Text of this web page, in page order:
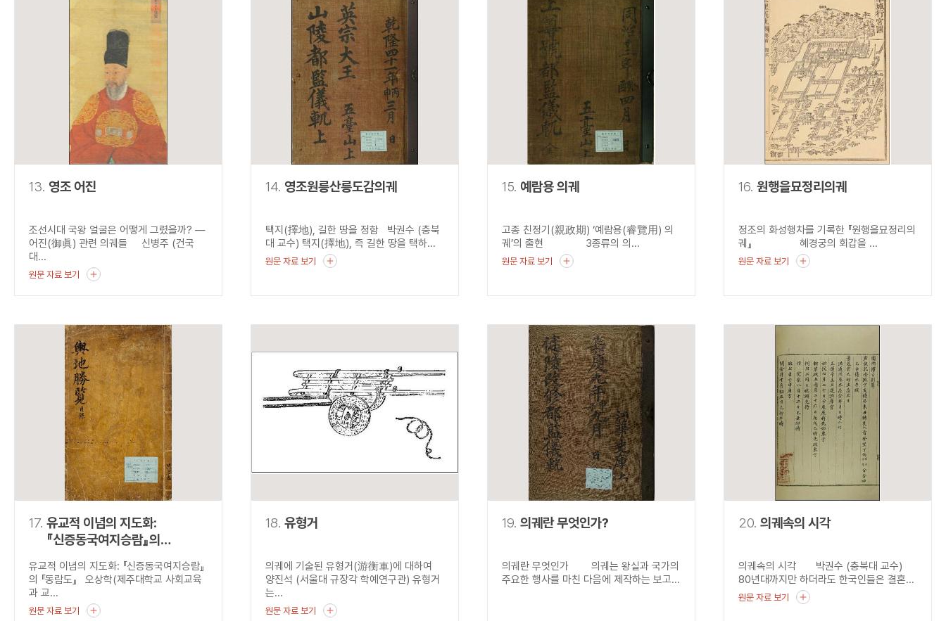
13. 영조 어진
조선시대 국왕 얼굴은 어떻게 그렸을까? ―
어진(御眞) 관련 의궤들 신병주 (건국
대...
원문 자료 보기
14. 영조원릉산릉도감의궤
택지(擇地), 길한 땅을 정함 박권수 (충북
대 교수) 택지(擇地), 즉 길한 땅을 택하...
원문 자료 보기
15. 예람용 의궤
고종 친정기(親政期) ‘예람용(睿覽用) 의
궤’의 출현 3종류의 의...
원문 자료 보기
16. 원행을묘정리의궤
정조의 화성행차를 기록한 『원행을묘정리의
궤』 혜경궁의 회갑을 ...
원문 자료 보기
17. 유교적 이념의 지도화:
『신증동국여지승람』의
유교적 이념의 지도화: 『신증동국여지승람』
의 『동람도』 오상학(제주대학교 사회교육
과 교...
원문 자료 보기
18. 유형거
의궤에 기술된 유형거(游衡車)에 대하여
양진석 (서울대 규장각 학예연구관) 유형거
는...
원문 자료 보기
19. 의궤란 무엇인가?
의궤란 무엇인가 의궤는 왕실과 국가의
주요한 행사를 마친 다음에 제작하는 보고...
20. 의궤속의 시각
의궤속의 시각 박권수 (충북대 교수)
80년대까지만 하더라도 한국인들은 결혼...
원문 자료 보기